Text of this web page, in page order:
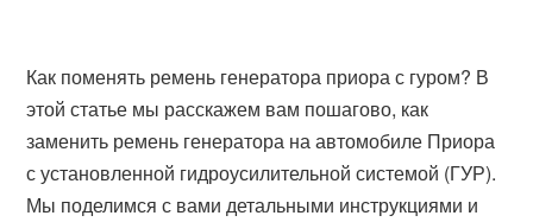
Как поменять ремень генератора приора с гуром? В
этой статье мы расскажем вам пошагово, как
заменить ремень генератора на автомобиле Приора
с установленной гидроусилительной системой (ГУР).
Мы поделимся с вами детальными инструкциями и